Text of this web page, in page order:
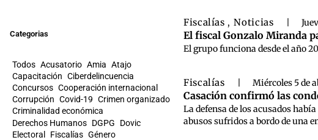
Categorias
Todos Acusatorio Amia Atajo
Capacitación Ciberdelincuencia
Concursos Cooperación internacional
Corrupción Covid-19 Crimen organizado
Criminalidad económica
Derechos Humanos DGPG
Dovic
Electoral
Fiscalías Género
Fiscalías , Noticias
El fiscal Gonzalo Miranda
El grupo funciona desde el año
Fiscalías Miércoles 5 de
Casación confirmó las
La defensa de los acusados
abusos sufridos a bordo de una